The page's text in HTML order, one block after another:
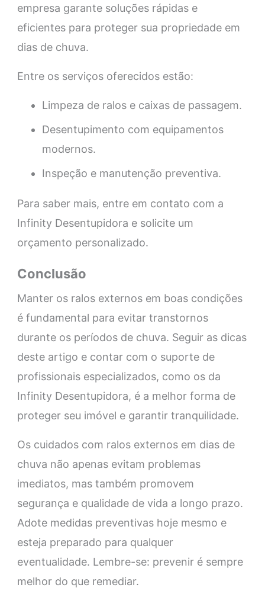
empresa garante soluções rápidas e
eficientes para proteger sua propriedade em
dias de chuva.
Entre os serviços oferecidos estão:
Limpeza de ralos e caixas de passagem.
Desentupimento com equipamentos
modernos.
Inspeção e manutenção preventiva.
Para saber mais, entre em contato com a
Infinity Desentupidora e solicite um
orçamento personalizado.
Conclusão
Manter os ralos externos em boas condições
é fundamental para evitar transtornos
durante os períodos de chuva. Seguir as dicas
deste artigo e contar com o suporte de
profissionais especializados, como os da
Infinity Desentupidora, é a melhor forma de
proteger seu imóvel e garantir tranquilidade.
Os cuidados com ralos externos em dias de
chuva não apenas evitam problemas
imediatos, mas também promovem
segurança e qualidade de vida a longo prazo.
Adote medidas preventivas hoje mesmo e
esteja preparado para qualquer
eventualidade. Lembre-se: prevenir é sempre
melhor do que remediar.